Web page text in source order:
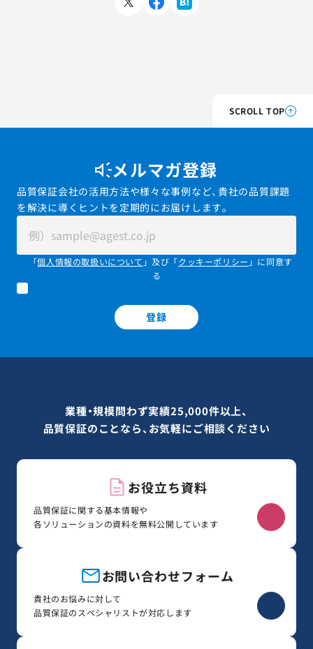
SCROLL TOP
メルマガ登録
品質保証会社の活用方法や様々な事例など、貴社の品質課題
を解決に導くヒントを定期的にお届けします。
「個人情報の取扱いについて 」及び「クッキーポリシー 」に同意す
る
登録
業種・規模問わず実績25,000件以上、
品質保証のことなら、お気軽にご相談ください
お役立ち資料
品質保証に関する基本情報や
各ソリューションの資料を無料公開しています
お問い合わせフォーム
貴社のお悩みに対して
品質保証のスペシャリストが対応します